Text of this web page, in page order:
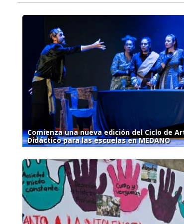
Comienza una nueva edición del Ciclo de
Didáctico para las escuelas en MEDANO